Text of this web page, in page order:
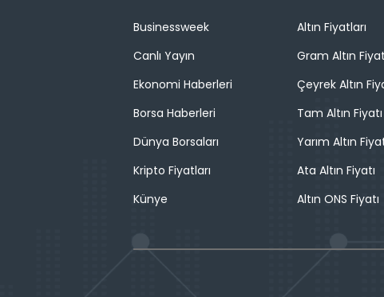
Businessweek
Canlı Yayın
Ekonomi Haberleri
Borsa Haberleri
Dünya Borsaları
Kripto Fiyatları
Künye
Altın Fiyatları
Gram Altın
Çeyrek Altın
Tam Altın Fiyatı
Yarım Altın
Ata Altın Fiyatı
Altın ONS Fiyatı